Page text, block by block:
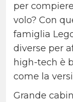
per
volo? Con
famiglia
diverse per
high-tech è
come la
Grande